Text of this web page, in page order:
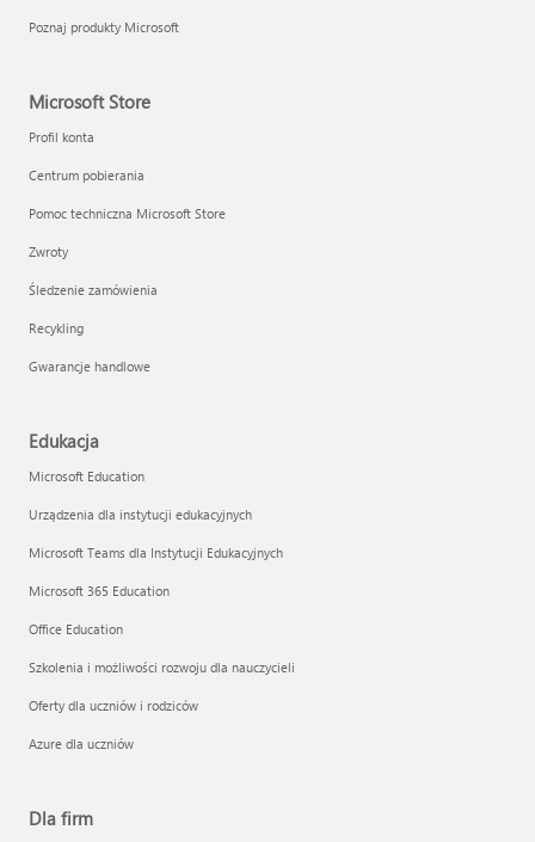
Poznaj produkty Microsoft
Microsoft Store
Profil konta
Centrum pobierania
Pomoc techniczna Microsoft Store
Zwroty
Śledzenie zamówienia
Recykling
Gwarancje handlowe
Edukacja
Microsoft Education
Urządzenia dla instytucji edukacyjnych
Microsoft Teams dla Instytucji Edukacyjnych
Microsoft 365 Education
Office Education
Szkolenia i możliwości rozwoju dla nauczycieli
Oferty dla uczniów i rodziców
Azure dla uczniów
Dla firm